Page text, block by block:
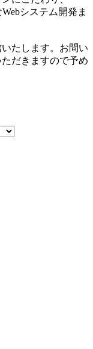
システム開発ま
たします。お問い
だきますので予め